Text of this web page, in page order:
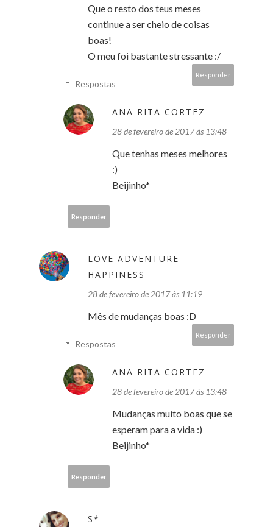
Que o resto dos teus meses
continue a ser cheio de coisas
boas!
O meu foi bastante stressante :/
Responder
Respostas
ANA RITA CORTEZ
28 de fevereiro de 2017 às 13:48
Que tenhas meses melhores
:)
Beijinho*
Responder
LOVE ADVENTURE
HAPPINESS
28 de fevereiro de 2017 às 11:19
Mês de mudanças boas :D
Responder
Respostas
ANA RITA CORTEZ
28 de fevereiro de 2017 às 13:48
Mudanças muito boas que se
esperam para a vida :)
Beijinho*
Responder
S*